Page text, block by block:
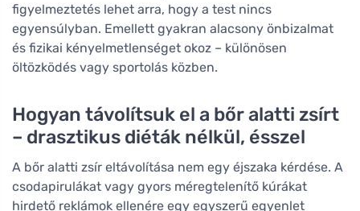
figyelmeztetés lehet arra, hogy a test nincs
egyensúlyban. Emellett gyakran alacsony önbizalmat
és fizikai kényelmetlenséget okoz – különösen
öltözködés vagy sportolás közben.
Hogyan távolítsuk el a bőr alatti zsírt
– drasztikus diéták nélkül, ésszel
A bőr alatti zsír eltávolítása nem egy éjszaka kérdése. A
csodapirulákat vagy gyors méregtelenítő kúrákat
hirdető reklámok ellenére egy egyszerű egyenlet